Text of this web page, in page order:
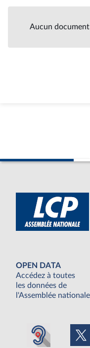
Aucun
OPEN DATA
Accédez à toutes
les données de
l'Assemblée nationale